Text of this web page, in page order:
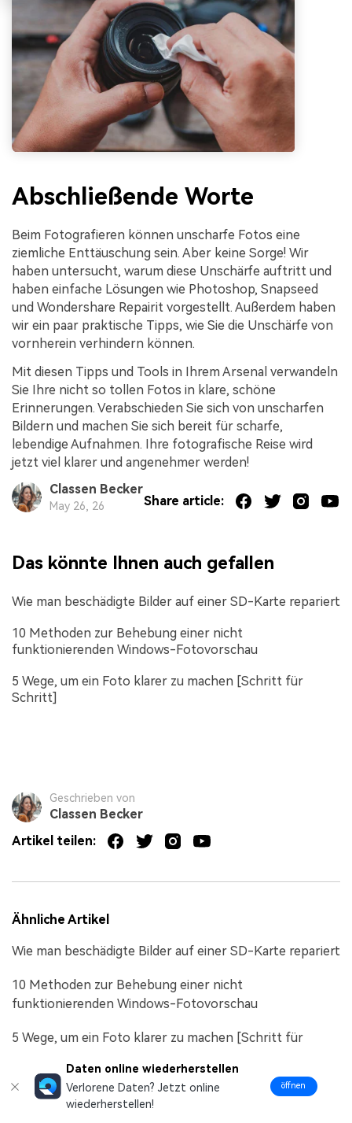
Abschließende Worte
Beim Fotografieren können unscharfe Fotos eine
ziemliche Enttäuschung sein. Aber keine Sorge! Wir
haben untersucht, warum diese Unschärfe auftritt und
haben einfache Lösungen wie Photoshop, Snapseed
und Wondershare Repairit vorgestellt. Außerdem haben
wir ein paar praktische Tipps, wie Sie die Unschärfe von
vornherein verhindern können.
Mit diesen Tipps und Tools in Ihrem Arsenal verwandeln
Sie Ihre nicht so tollen Fotos in klare, schöne
Erinnerungen. Verabschieden Sie sich von unscharfen
Bildern und machen Sie sich bereit für scharfe,
lebendige Aufnahmen. Ihre fotografische Reise wird
jetzt viel klarer und angenehmer werden!
Classen Becker
May 26, 26 Share article:
Das könnte Ihnen auch gefallen
Wie man beschädigte Bilder auf einer SD-Karte repariert
10 Methoden zur Behebung einer nicht
funktionierenden Windows-Fotovorschau
5 Wege, um ein Foto klarer zu machen [Schritt für
Schritt]
Geschrieben von
Classen Becker
Artikel teilen:
Ähnliche Artikel
Wie man beschädigte Bilder auf einer SD-Karte repariert
10 Methoden zur Behebung einer nicht
funktionierenden Windows-Fotovorschau
5 Wege, um ein Foto klarer zu machen [Schritt für
Daten online wiederherstellen
Verlorene Daten? Jetzt online
wiederherstellen!
öffnen